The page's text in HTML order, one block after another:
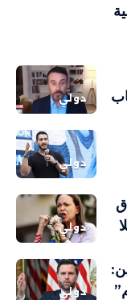
دولي
دولي
دولي
دولي